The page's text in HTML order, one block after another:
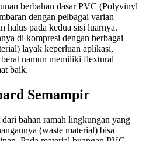
berbahan dasar PVC (Polyvinyl
dengan pelbagai varian
halus pada kedua sisi luarnya.
di kompresi dengan berbagai
layak keperluan aplikasi,
namun memiliki flextural
baik.
Semampir
bahan ramah lingkungan yang
(waste material) bisa